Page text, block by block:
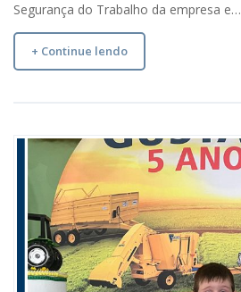
Segurança do Trabalho da empresa e…
+ Continue lendo